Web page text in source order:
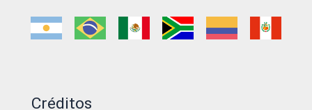
Créditos